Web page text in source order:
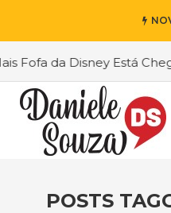
da Disney Está
POSTS